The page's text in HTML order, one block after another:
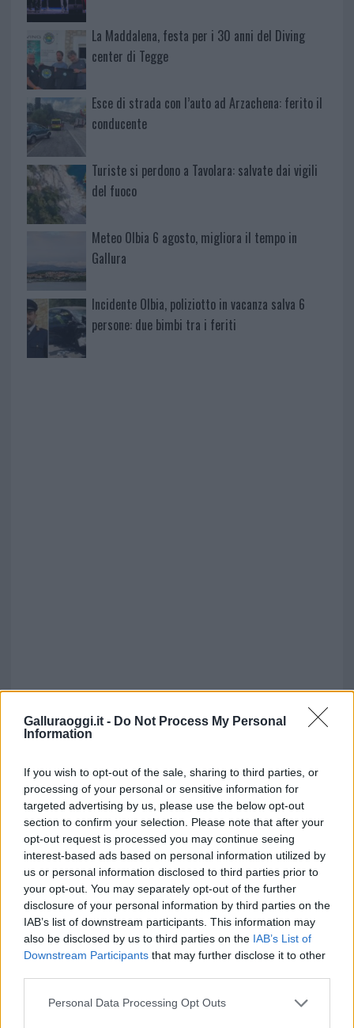
Galluraoggi.it - Do Not Process My Personal
Information
If you wish to opt-out of the sale, sharing to third parties, or
processing of your personal or sensitive information for
targeted advertising by us, please use the below opt-out
section to confirm your selection. Please note that after your
opt-out request is processed you may continue seeing
interest-based ads based on personal information utilized by
us or personal information disclosed to third parties prior to
your opt-out. You may separately opt-out of the further
disclosure of your personal information by third parties on the
IAB’s list of downstream participants. This information may
also be disclosed by us to third parties on the IAB’s List of
Downstream Participants that may further disclose it to other
Please note that this website/app uses one or more Google
Personal Data Processing Opt Outs
La Maddalena, festa per i 30 anni del Diving
center di Tegge
Esce di strada con l’auto ad Arzachena: ferito il
conducente
Turiste si perdono a Tavolara: salvate dai vigili
del fuoco
Meteo Olbia 6 agosto, migliora il tempo in
Gallura
Incidente Olbia, poliziotto in vacanza salva 6
persone: due bimbi tra i feriti